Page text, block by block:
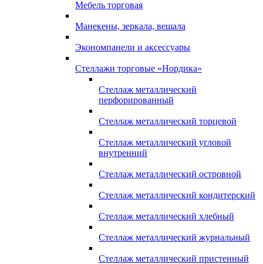
Мебель торговая
Манекены, зеркала, вешала
Экономпанели и аксессуары
Стеллажи торговые «Нордика»
Стеллаж металлический
перфорированный
Стеллаж металлический торцевой
Стеллаж металлический угловой
внутренний
Стеллаж металлический островной
Стеллаж металлический кондитерский
Стеллаж металлический хлебный
Стеллаж металлический журнальный
Стеллаж металлический пристенный